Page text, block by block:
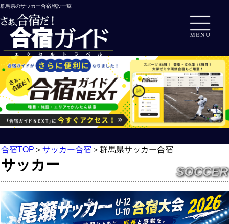
群馬県のサッカー合宿施設一覧
合宿TOP ＞ サッカー合宿 ＞ 群馬県サッカー合宿
サッカー SOCCER